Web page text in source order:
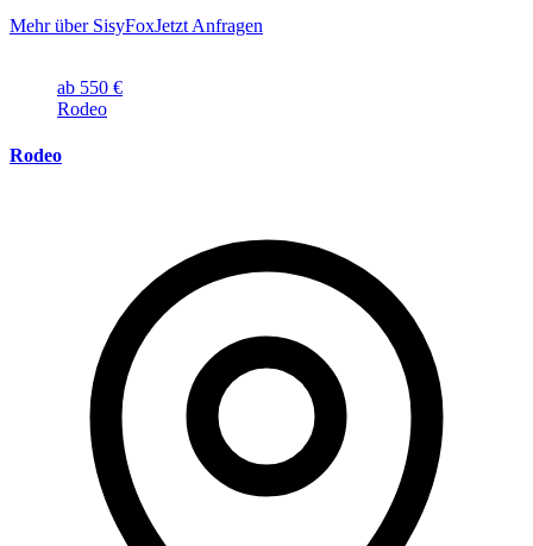
Mehr über SisyFoxJetzt Anfragen
ab 550 €
Rodeo
Rodeo